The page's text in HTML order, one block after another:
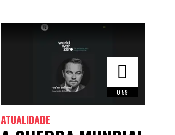
0:59
ATUALIDADE